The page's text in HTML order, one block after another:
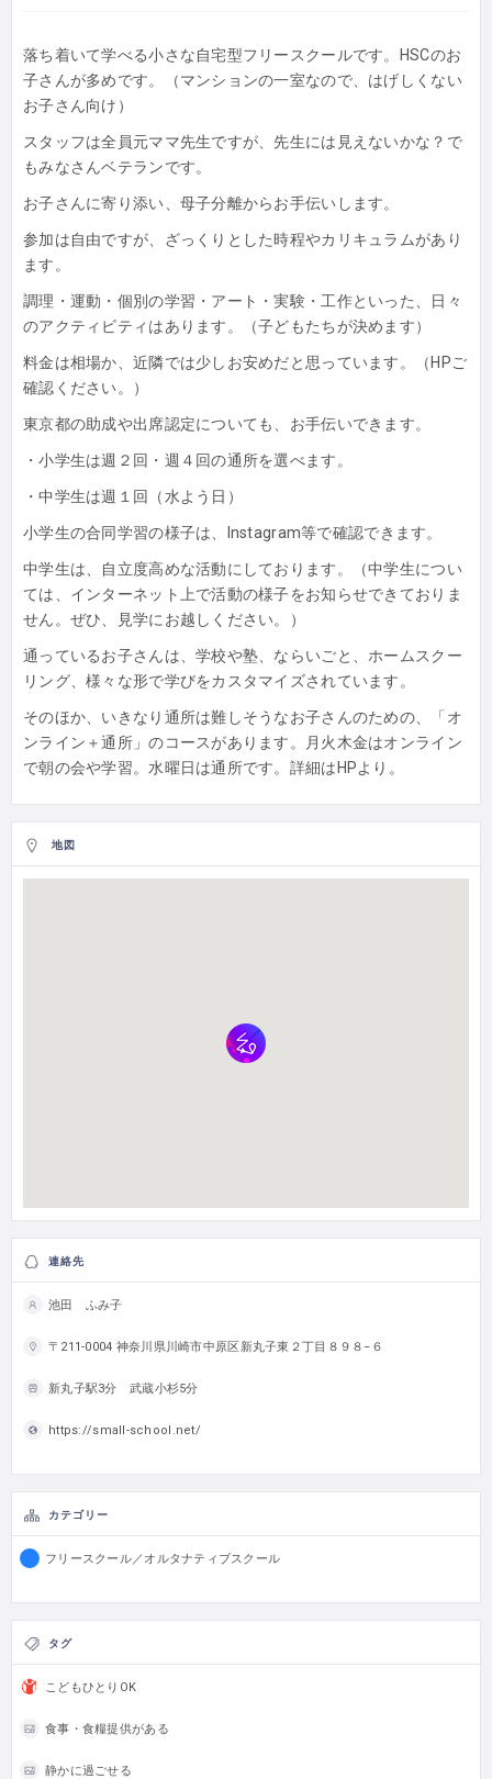
落ち着いて学べる小さな自宅型フリースクールです。HSCのお
子さんが多めです。（マンションの一室なので、はげしくない
お子さん向け）
スタッフは全員元ママ先生ですが、先生には見えないかな？で
もみなさんベテランです。
お子さんに寄り添い、母子分離からお手伝いします。
参加は自由ですが、ざっくりとした時程やカリキュラムがあり
ます。
調理・運動・個別の学習・アート・実験・工作といった、日々
のアクティビティはあります。（子どもたちが決めます）
料金は相場か、近隣では少しお安めだと思っています。（HPご
確認ください。）
東京都の助成や出席認定についても、お手伝いできます。
・小学生は週２回・週４回の通所を選べます。
・中学生は週１回（水よう日）
小学生の合同学習の様子は、Instagram等で確認できます。
中学生は、自立度高めな活動にしております。（中学生につい
ては、インターネット上で活動の様子をお知らせできておりま
せん。ぜひ、見学にお越しください。）
通っているお子さんは、学校や塾、ならいごと、ホームスクー
リング、様々な形で学びをカスタマイズされています。
そのほか、いきなり通所は難しそうなお子さんのための、「オ
ンライン＋通所」のコースがあります。月火木金はオンライン
で朝の会や学習。水曜日は通所です。詳細はHPより。
地図
連絡先
池田 ふみ子
〒211-0004 神奈川県川崎市中原区新丸子東２丁目８９８−６
新丸子駅3分 武蔵小杉5分
https://small-school.net/
カテゴリー
フリースクール／オルタナティブスクール
タグ
こどもひとりOK
食事・食糧提供がある
静かに過ごせる